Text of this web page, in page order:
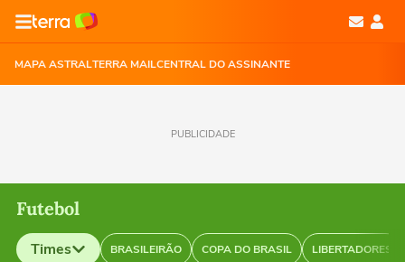
MAPA ASTRALTERRA MAILCENTRAL DO ASSINANTE
PUBLICIDADE
Futebol
Times BRASILEIRÃO COPA DO BRASIL LIBERTADORES